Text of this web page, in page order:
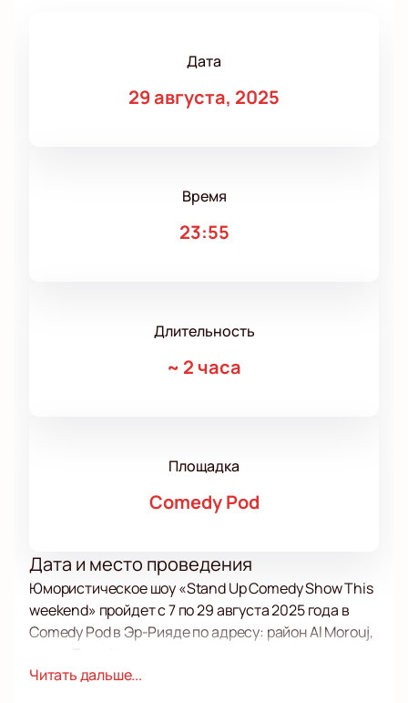
Дата
29 августа, 2025
Время
23:55
Длительность
~ 2 часа
Площадка
Comedy Pod
Дата и место проведения
Юмористическое шоу «Stand Up Comedy Show This
weekend» пройдет с 7 по 29 августа 2025 года в
Comedy Pod в Эр-Рияде по адресу: район Al Morouj,
О событии и площадке
Читать дальше...